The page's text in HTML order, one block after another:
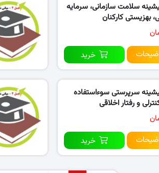
سلامت سازمانی، سرمایه
بهزیستی کارکنان
خرید
سرپرستی سوءاستفاده
و رفتار اخلاقی
خرید